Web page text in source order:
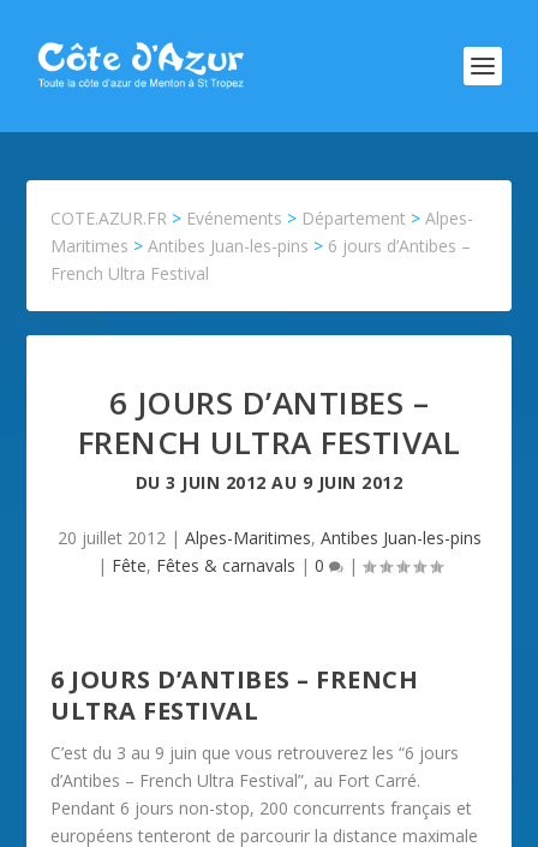
COTE.AZUR.FR > Evénements > Département >Alpes-
Maritimes >Antibes Juan-les-pins > 6 jours d’Antibes –
French Ultra Festival
6 JOURS D’ANTIBES –
FRENCH ULTRA FESTIVAL
DU3 JUIN 2012 AU 9 JUIN 2012
20 juillet 2012| Alpes-Maritimes, Antibes Juan-les-pins
| Fête, Fêtes & carnavals | 0 |
6 JOURS D’ANTIBES – FRENCH
ULTRA FESTIVAL
C’est du 3 au 9 juin que vous retrouverez les “6 jours
d’Antibes – French Ultra Festival”, au Fort Carré.
Pendant 6 jours non-stop, 200 concurrents français et
européens tenteront de parcourir la distance maximale